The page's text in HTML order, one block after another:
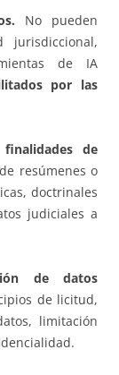
No pueden
de IA
por las
finalidades de
resúmenes o
doctrinales
judiciales a
de datos
de licitud,
limitación